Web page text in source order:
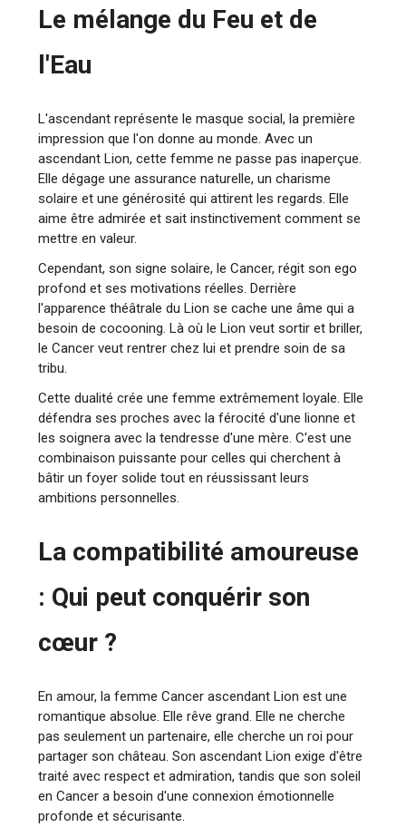
Le mélange du Feu et de
l'Eau
L'ascendant représente le masque social, la première
impression que l'on donne au monde. Avec un
ascendant Lion, cette femme ne passe pas inaperçue.
Elle dégage une assurance naturelle, un charisme
solaire et une générosité qui attirent les regards. Elle
aime être admirée et sait instinctivement comment se
mettre en valeur.
Cependant, son signe solaire, le Cancer, régit son ego
profond et ses motivations réelles. Derrière
l'apparence théâtrale du Lion se cache une âme qui a
besoin de cocooning. Là où le Lion veut sortir et briller,
le Cancer veut rentrer chez lui et prendre soin de sa
tribu.
Cette dualité crée une femme extrêmement loyale. Elle
défendra ses proches avec la férocité d'une lionne et
les soignera avec la tendresse d'une mère. C'est une
combinaison puissante pour celles qui cherchent à
bâtir un foyer solide tout en réussissant leurs
ambitions personnelles.
La compatibilité amoureuse
: Qui peut conquérir son
cœur ?
En amour, la femme Cancer ascendant Lion est une
romantique absolue. Elle rêve grand. Elle ne cherche
pas seulement un partenaire, elle cherche un roi pour
partager son château. Son ascendant Lion exige d'être
traité avec respect et admiration, tandis que son soleil
en Cancer a besoin d'une connexion émotionnelle
profonde et sécurisante.